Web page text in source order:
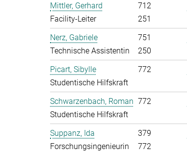
Mittler, Gerhard
Facility-Leiter
712
251
Nerz, Gabriele
Technische Assistentin
751
250
Picart, Sibylle
Studentische Hilfskraft
772
Schwarzenbach, Roman
Studentische Hilfskraft
772
Suppanz, Ida
Forschungsingenieurin
379
772